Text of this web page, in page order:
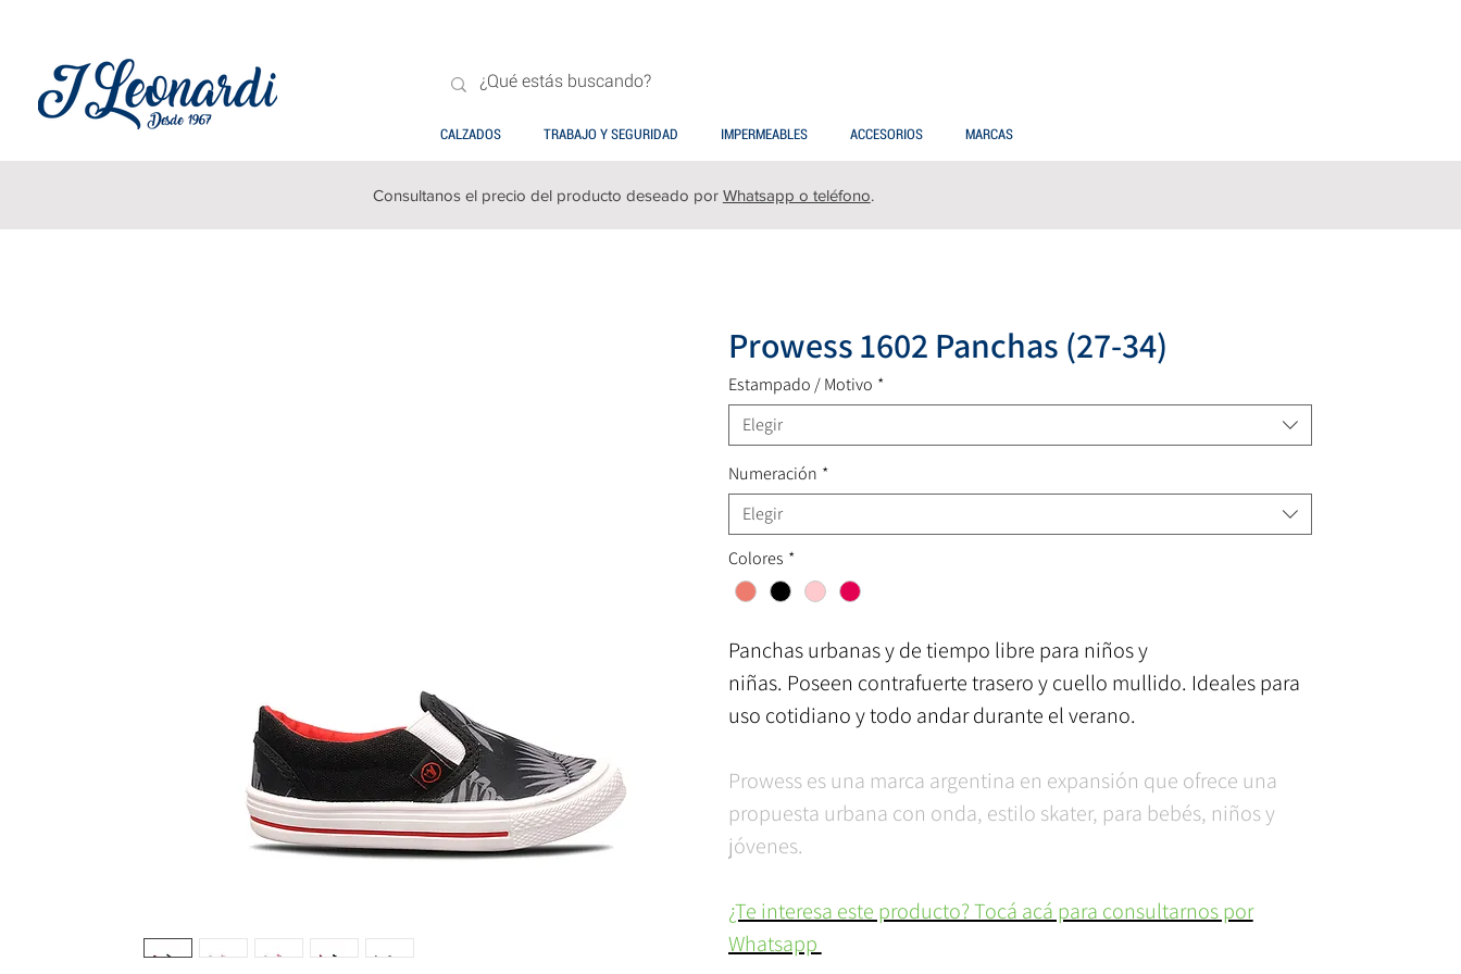
CALZADOS TRABAJO Y SEGURIDAD IMPERMEABLES ACCESORIOS MARCAS
Prowess 1602 Panchas (27-34)
Estampado / Motivo *
Elegir
Numeración *
Elegir
Colores *
Panchas urbanas y de tiempo libre para niños y
niñas. Poseen contrafuerte trasero y cuello mullido. Ideales para
uso cotidiano y todo andar durante el verano.
Prowess es una marca argentina en expansión que ofrece una
propuesta urbana con onda, estilo skater, para bebés, niños y
jóvenes.
¿Te interesa este producto? Tocá acá para consultarnos por
Whatsapp
Consultanos el precio del producto deseado por Whatsapp o teléfono.